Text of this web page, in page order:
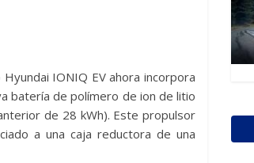
IONIQ EV ahora incorpora
batería de polímero de ion de litio
de 28 kWh). Este propulsor
a una caja reductora de una